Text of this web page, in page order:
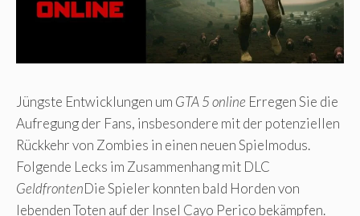
Jüngste Entwicklungen um GTA 5 online Erregen Sie die
Aufregung der Fans, insbesondere mit der potenziellen
Rückkehr von Zombies in einen neuen Spielmodus.
Folgende Lecks im Zusammenhang mit DLC
GeldfrontenDie Spieler konnten bald Horden von
lebenden Toten auf der Insel Cayo Perico bekämpfen.